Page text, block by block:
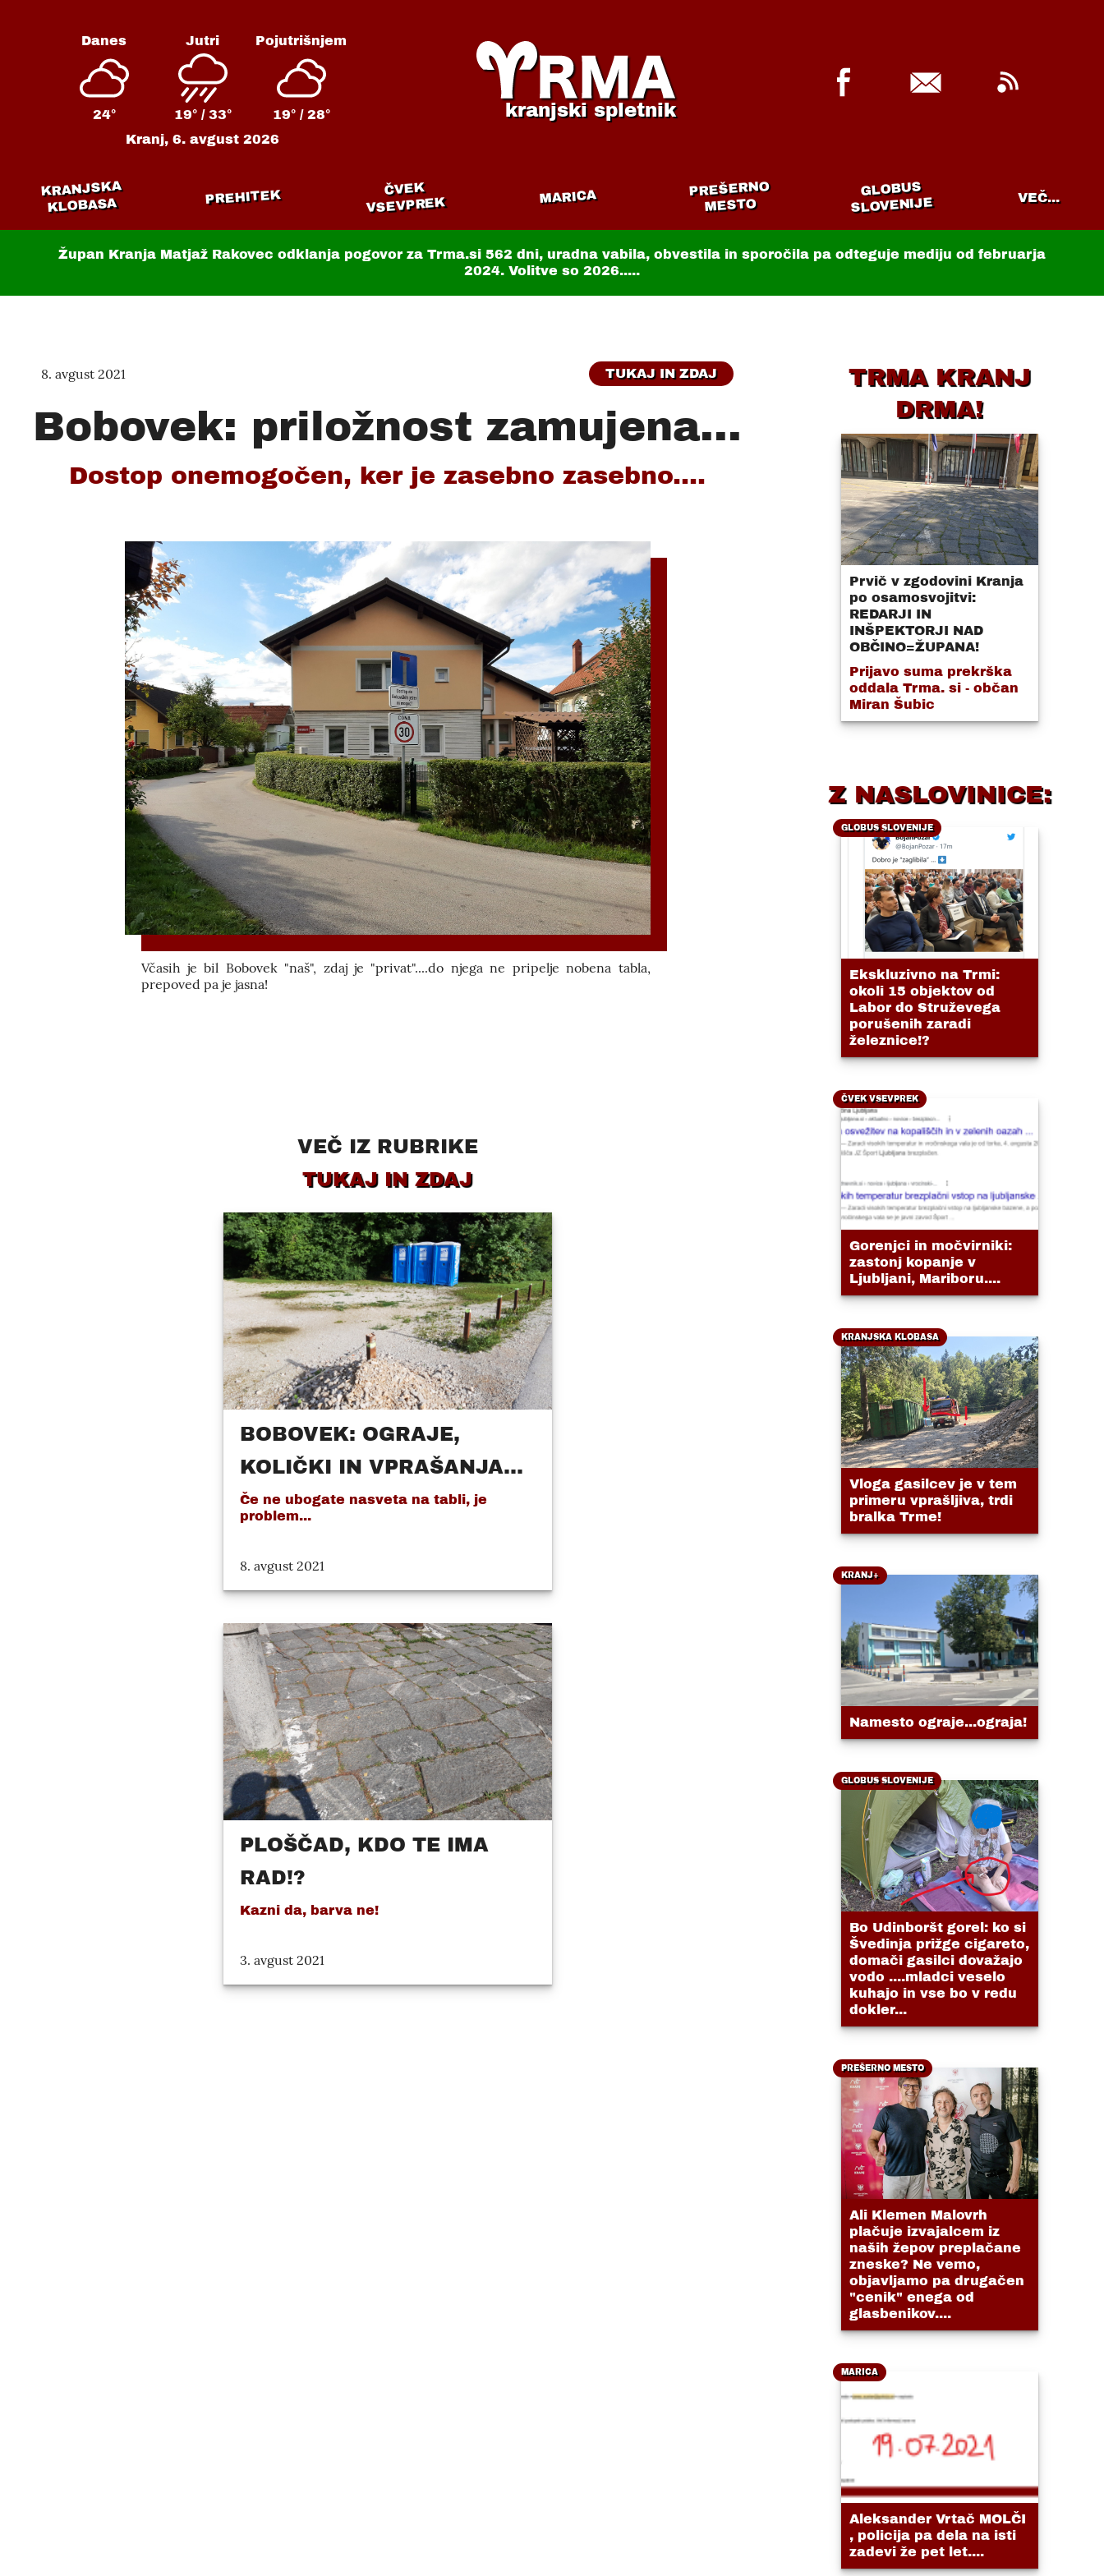
Danes
24°
Jutri
19° / 33°
Pojutrišnjem
19° / 28°
Kranj,6. avgust 2026
kranjski spletnik
KRANJSKA
KLOBASA PREHITEK ČVEK
VSEVPREK MARICA PREŠERNO
MESTO
GLOBUS
SLOVENIJE VEČ...
Župan Kranja Matjaž Rakovec odklanja pogovor za Trma.si 562 dni, uradna vabila, obvestila in sporočila pa odteguje mediju od februarja
2024. Volitve so 2026.....
8. avgust 2021 TUKAJ IN ZDAJ
Bobovek: priložnost zamujena...
Dostop onemogočen, ker je zasebno zasebno....
Včasih je bil Bobovek "naš", zdaj je "privat"....do njega ne pripelje nobena tabla,
prepoved pa je jasna!
VEČ IZ RUBRIKE
TUKAJ IN ZDAJ
BOBOVEK: OGRAJE,
KOLIČKI IN VPRAŠANJA...
Če ne ubogate nasveta na tabli, je
problem...
8. avgust 2021
PLOŠČAD, KDO TE IMA
RAD!?
Kazni da, barva ne!
3. avgust 2021
TRMA KRANJ
DRMA!
Prvič v zgodovini Kranja
po osamosvojitvi:
REDARJI IN
INŠPEKTORJI NAD
OBČINO=ŽUPANA!
Prijavo suma prekrška
oddala Trma. si - občan
Miran Šubic
Z NASLOVINICE:
GLOBUS SLOVENIJE
Ekskluzivno na Trmi:
okoli 15 objektov od
Labor do Struževega
porušenih zaradi
železnice!?
ČVEK VSEVPREK
Gorenjci in močvirniki:
zastonj kopanje v
Ljubljani, Mariboru....
KRANJSKA KLOBASA
Vloga gasilcev je v tem
primeru vprašljiva, trdi
bralka Trme!
KRANJ+
Namesto ograje...ograja!
GLOBUS SLOVENIJE
Bo Udinboršt gorel: ko si
Švedinja prižge cigareto,
domači gasilci dovažajo
vodo ....mladci veselo
kuhajo in vse bo v redu
dokler...
PREŠERNO MESTO
Ali Klemen Malovrh
plačuje izvajalcem iz
naših žepov preplačane
zneske? Ne vemo,
objavljamo pa drugačen
"cenik" enega od
glasbenikov....
MARICA
Aleksander Vrtač MOLČI
, policija pa dela na isti
zadevi že pet let....